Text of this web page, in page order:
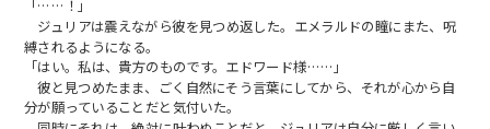
「……！」
ジュリアは震えながら彼を見つめ返した。エメラルドの瞳にまた、呪
縛されるようになる。
「はい。私は、貴方のものです。エドワード様……」
彼と見つめたまま、ごく自然にそう言葉にしてから、それが心から自
分が願っていることだと気付いた。